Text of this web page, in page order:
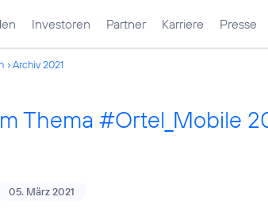
Investoren Partner Karriere Presse
Archiv 2021
Thema #Ortel_Mobile
05. März 2021